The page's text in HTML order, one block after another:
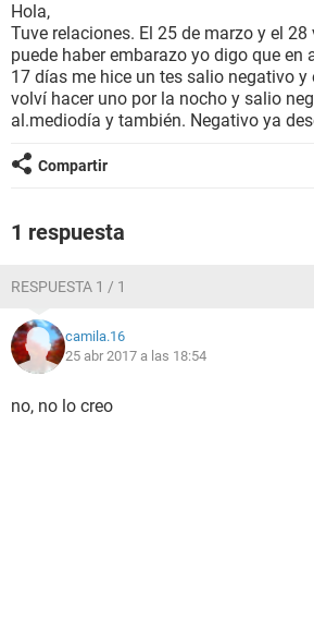
BIENESTAR
SEXUALIDAD
GLOSARIO
Hola,
Tuve relaciones. El 25 de marzo y el
puede haber embarazo yo digo que en
17 días me hice un tes salio negativo y
volví hacer uno por la nocho y salio
al.mediodía y también. Negativo ya
Compartir
1 respuesta
RESPUESTA 1 / 1
camila.16
25 abr 2017 a las 18:54
no, no lo creo